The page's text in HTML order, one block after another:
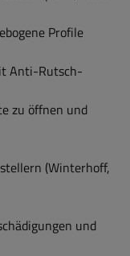
Profile
Anti-Rutsch-
zu öffnen und
(Winterhoff,
und